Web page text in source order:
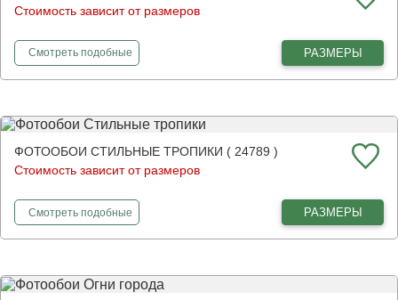
Стоимость зависит от размеров
Смотретьфотообои
подобные РАЗМЕРЫ
ФОТООБОИ СТИЛЬНЫЕ ТРОПИКИ ( 24789 )
Стоимость зависит от размеров
Смотретьфотообои
подобные РАЗМЕРЫ